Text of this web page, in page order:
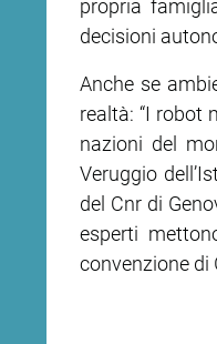
propria
decisioni
Anche se
realtà: “I robot
nazioni del
Veruggio
del Cnr di
esperti
convenzione di